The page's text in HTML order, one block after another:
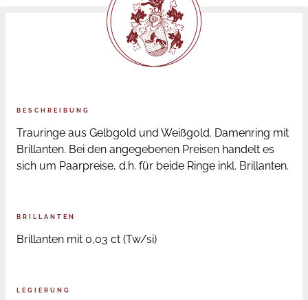
BESCHREIBUNG
Trauringe aus Gelbgold und Weißgold. Damenring mit
Brillanten. Bei den angegebenen Preisen handelt es
sich um Paarpreise, d.h. für beide Ringe inkl. Brillanten.
BRILLANTEN
Brillanten mit 0,03 ct (Tw/si)
LEGIERUNG